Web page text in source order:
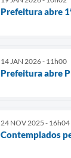
Prefeitura abre
14 JAN 2026 - 11h00
Prefeitura abre
24 NOV 2025 - 16h04
Contemplados